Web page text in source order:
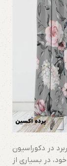
در دکوراسیون
در بسیاری از